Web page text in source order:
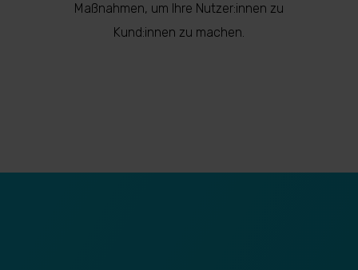
Maßnahmen, um Ihre Nutzer:innen zu
Kund:innen zu machen.